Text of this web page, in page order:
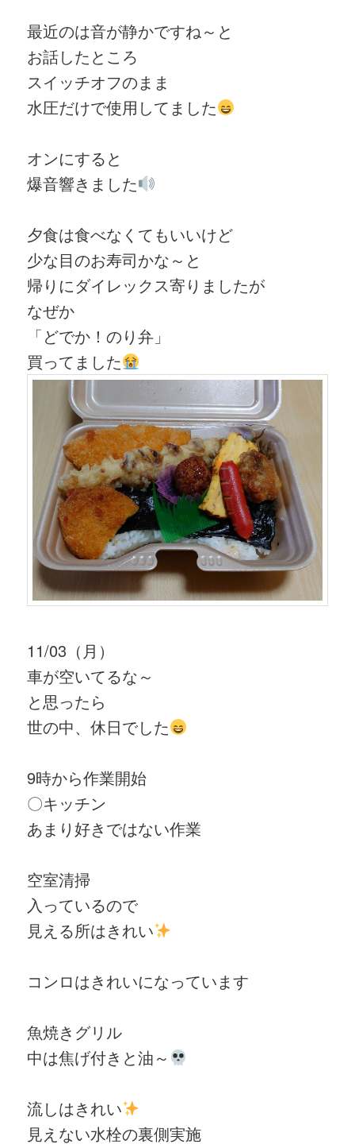
最近のは音が静かですね～と
お話したところ
スイッチオフのまま
水圧だけで使用してました
オンにすると
爆音響きました
夕食は食べなくてもいいけど
少な目のお寿司かな～と
帰りにダイレックス寄りましたが
なぜか
「どでか！のり弁」
買ってました
11/03（月）
車が空いてるな～
と思ったら
世の中、休日でした
9時から作業開始
〇キッチン
あまり好きではない作業
空室清掃
入っているので
見える所はきれい
コンロはきれいになっています
魚焼きグリル
中は焦げ付きと油～
流しはきれい
見えない水栓の裏側実施